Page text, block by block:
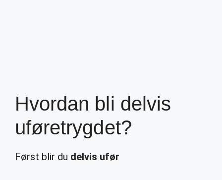
Hvordan bli delvis
uføretrygdet?
Først blir du delvis ufør